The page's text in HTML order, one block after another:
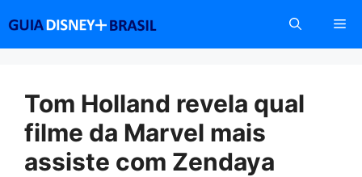
conteúdo
Tom Holland revela qual
filme da Marvel mais
assiste com Zendaya